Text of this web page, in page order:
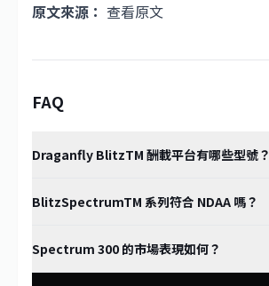
原文來源： 查看原文
FAQ
Draganfly BlitzTM 酬載平台有哪些型號？
BlitzSpectrumTM 系列符合 NDAA 嗎？
Spectrum 300 的市場表現如何？